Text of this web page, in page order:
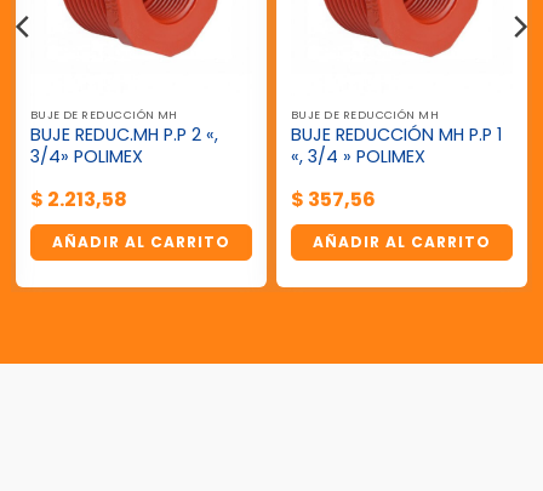
BUJE DE REDUCCIÓN MH
BUJE REDUC.MH P.P 2 «,
3/4» POLIMEX
$ 2.213,58
AÑADIR AL CARRITO
BUJE DE REDUCCIÓN MH
BUJE REDUCCIÓN MH P.P 1
«, 3/4 » POLIMEX
$ 357,56
AÑADIR AL CARRITO